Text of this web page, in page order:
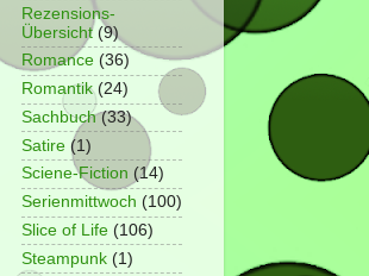
Rezensions-
Übersicht (9)
Romance (36)
Romantik (24)
Sachbuch (33)
Satire (1)
Sciene-Fiction (14)
Serienmittwoch (100)
Slice of Life (106)
Steampunk (1)